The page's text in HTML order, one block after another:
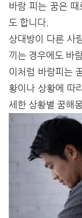
바람 피는 꿈은 때
도 합니다.
상대방이 다른 사
끼는 경우에도 바
이처럼 바람피는
황이나 상황에 따
세한 상황별 꿈해